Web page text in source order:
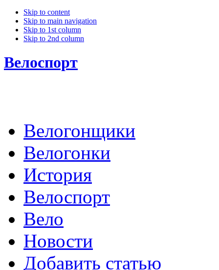
Skip to content
Skip to main navigation
Skip to 1st column
Skip to 2nd column
Велоспорт
Велогонщики
Велогонки
История
Велоспорт
Вело
Новости
Добавить статью